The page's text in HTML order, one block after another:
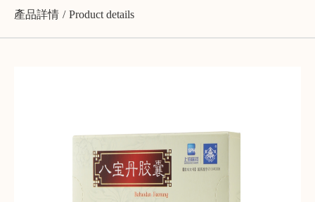
產品詳情 Product details